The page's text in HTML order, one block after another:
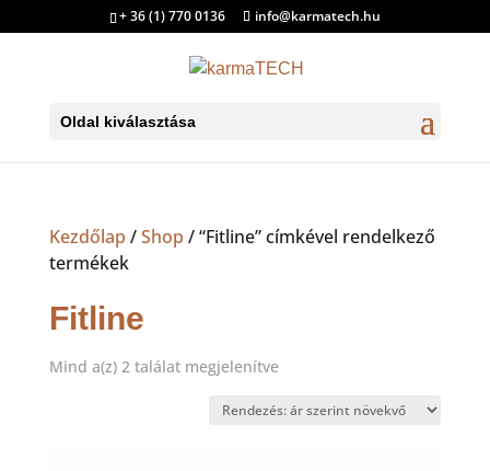
+ 36 (1) 770 0136 info@karmatech.hu
Oldal kiválasztása
Kezdőlap /Shop / “Fitline” címkével rendelkező
termékek
Fitline
Mind a(z) 2 találat megjelenítveSorted
price: